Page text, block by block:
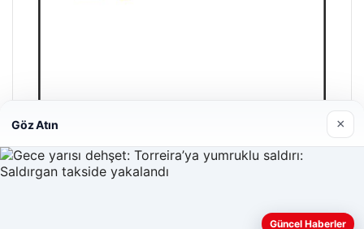
Enes Kaplan Avukatlık Bürosu
28/04/2026
Web sitemizi nasıl kullandığınızı daha iyi anlayabilmek,
Göz Atın ×
Güncel Haberler